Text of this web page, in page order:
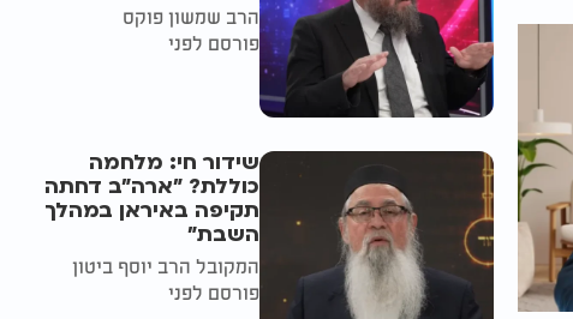
הרב שמשון פוקס
פורסם לפני
שידור חי: מלחמה
כוללת? ״ארה"ב דחתה
תקיפה באיראן במהלך
השבת״
המקובל הרב יוסף ביטון
פורסם לפני